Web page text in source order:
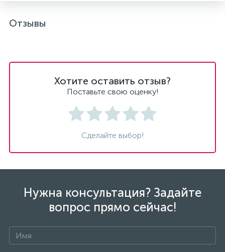
Отзывы
Хотите оставить отзыв?
Поставьте свою оценку!
Сделайте выбор!
Нужна консультация? Задайте
вопрос прямо сейчас!